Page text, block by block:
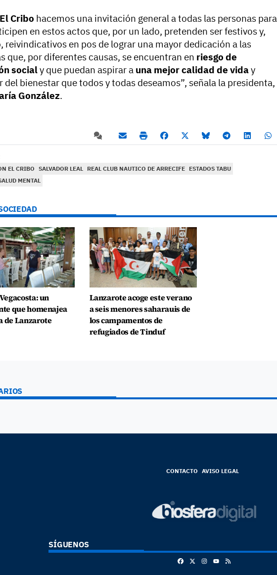
El Cribo hacemos una invitación general a todas las personas para
en estos actos que, por un lado, pretenden ser festivos y,
reivindicativos en pos de lograr una mayor dedicación a las
que, por diferentes causas, se encuentran en riesgo de
socialy que puedan aspirar a una mejor calidad de viday
del bienestar que todos y todas deseamos”, señala la presidenta,
González.
EL CRIBO
SALVADOR LEAL REAL CLUB NAUTICO DE ARRECIFE ESTADOS TABU
MENTAL
un
que homenajea
de Lanzarote
Lanzarote acoge este verano
a seis menores saharauis de
los campamentos de
refugiados de Tinduf
CONTACTO AVISO LEGAL
SÍGUENOS
FacebookInstagram